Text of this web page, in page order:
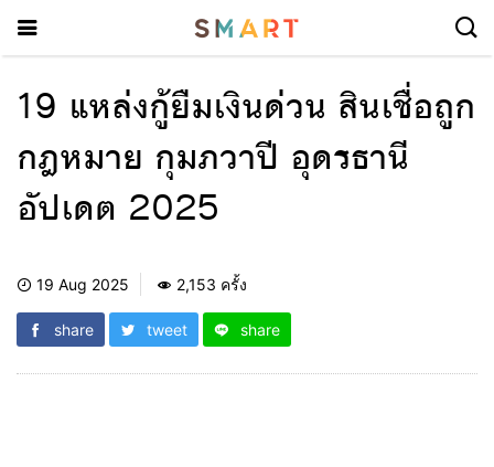
19 แหล่งกู้ยืมเงินด่วน สินเชื่อถูก
กฎหมาย กุมภวาปี อุดรธานี
อัปเดต 2025
19 Aug 2025 2,153 ครั้ง
share tweet share